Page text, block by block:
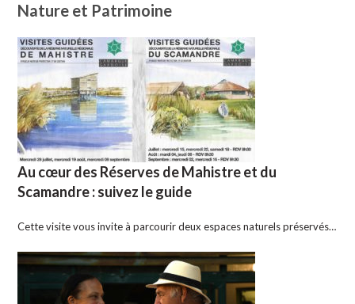
Nature et Patrimoine
Au cœur des Réserves de Mahistre et du
Scamandre : suivez le guide
Cette visite vous invite à parcourir deux espaces naturels préservés…